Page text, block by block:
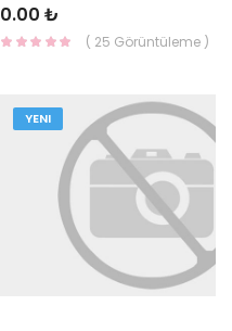
0.00 ₺
( 25 Görüntüleme )
YENI